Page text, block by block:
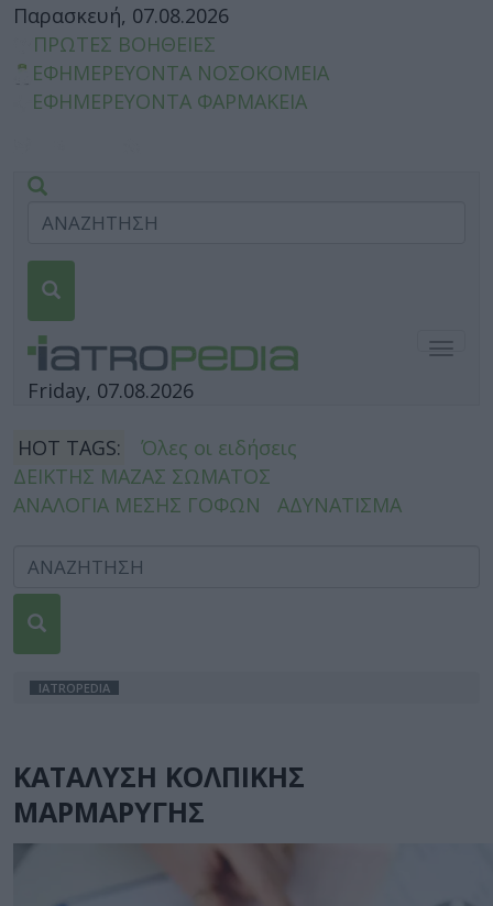
Παρασκευή, 07.08.2026
ΠΡΩΤΕΣ ΒΟΗΘΕΙΕΣ
ΕΦΗΜΕΡΕΥΟΝΤΑ ΝΟΣΟΚΟΜΕΙΑ
ΕΦΗΜΕΡΕΥΟΝΤΑ ΦΑΡΜΑΚΕΙΑ
Friday, 07.08.2026
HOT TAGS:
Όλες οι ειδήσεις
ΔΕΙΚΤΗΣ ΜΑΖΑΣ ΣΩΜΑΤΟΣ
ΑΝΑΛΟΓΙΑ ΜΕΣΗΣ ΓΟΦΩΝ
ΑΔΥΝΑΤΙΣΜΑ
IATROPEDIA
ΚΑΤΑΛΥΣΗ ΚΟΛΠΙΚΗΣ
ΜΑΡΜΑΡΥΓΗΣ